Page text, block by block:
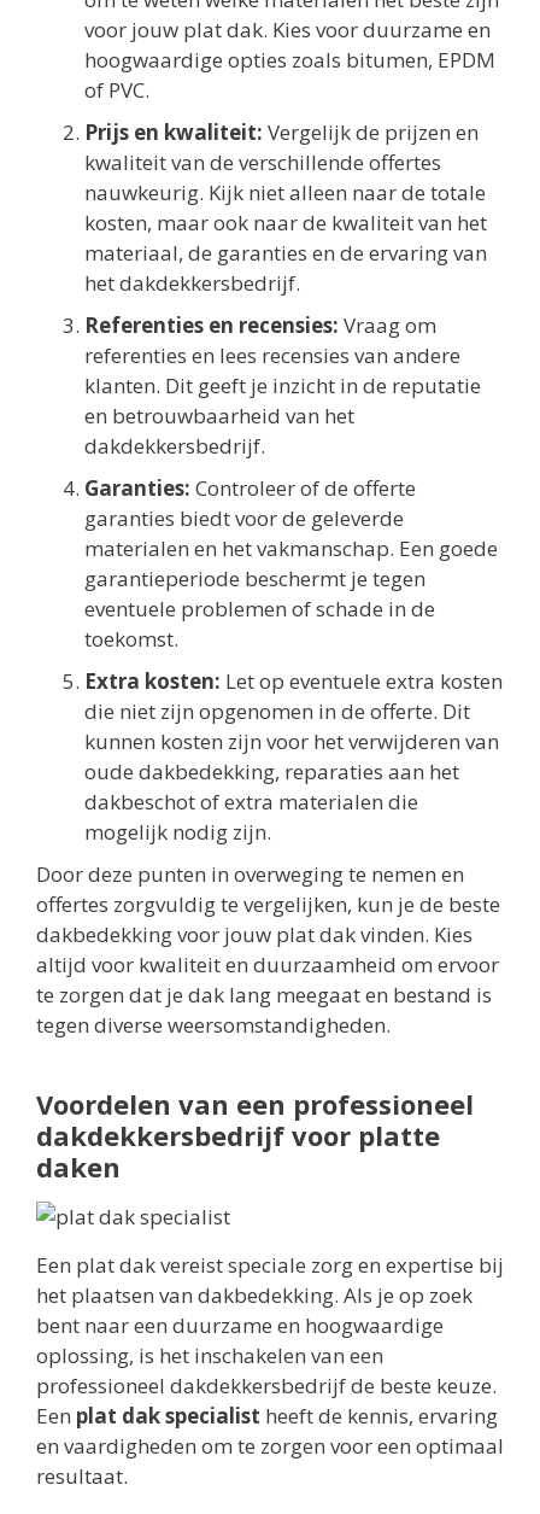
voor jouw plat dak. Kies voor duurzame en
hoogwaardige opties zoals bitumen, EPDM
of PVC.
Prijs en kwaliteit: Vergelijk de prijzen en
kwaliteit van de verschillende offertes
nauwkeurig. Kijk niet alleen naar de totale
kosten, maar ook naar de kwaliteit van het
materiaal, de garanties en de ervaring van
het dakdekkersbedrijf.
Referenties en recensies: Vraag om
referenties en lees recensies van andere
klanten. Dit geeft je inzicht in de reputatie
en betrouwbaarheid van het
dakdekkersbedrijf.
Garanties: Controleer of de offerte
garanties biedt voor de geleverde
materialen en het vakmanschap. Een goede
garantieperiode beschermt je tegen
eventuele problemen of schade in de
toekomst.
Extra kosten: Let op eventuele extra kosten
die niet zijn opgenomen in de offerte. Dit
kunnen kosten zijn voor het verwijderen van
oude dakbedekking, reparaties aan het
dakbeschot of extra materialen die
mogelijk nodig zijn.
Door deze punten in overweging te nemen en
offertes zorgvuldig te vergelijken, kun je de beste
dakbedekking voor jouw plat dak vinden. Kies
altijd voor kwaliteit en duurzaamheid om ervoor
te zorgen dat je dak lang meegaat en bestand is
tegen diverse weersomstandigheden.
Voordelen van een professioneel
dakdekkersbedrijf voor platte
daken
Een plat dak vereist speciale zorg en expertise bij
het plaatsen van dakbedekking. Als je op zoek
bent naar een duurzame en hoogwaardige
oplossing, is het inschakelen van een
professioneel dakdekkersbedrijf de beste keuze.
Een plat dak specialist heeft de kennis, ervaring
en vaardigheden om te zorgen voor een optimaal
resultaat.